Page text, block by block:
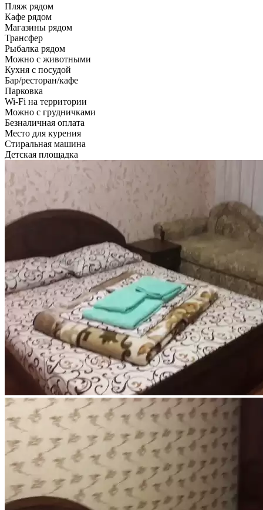
Пляж рядом
Кафе рядом
Магазины рядом
Трансфер
Рыбалка рядом
Можно с животными
Кухня с посудой
Бар/ресторан/кафе
Парковка
Wi-Fi на территории
Можно с грудничками
Безналичная оплата
Место для курения
Стиральная машина
Детская площадка